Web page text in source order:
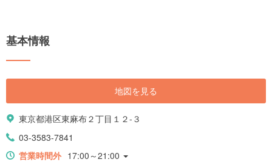
基本情報
地図を見る
東京都港区東麻布２丁目１２-３
03-3583-7841
営業時間外 17:00～21:00